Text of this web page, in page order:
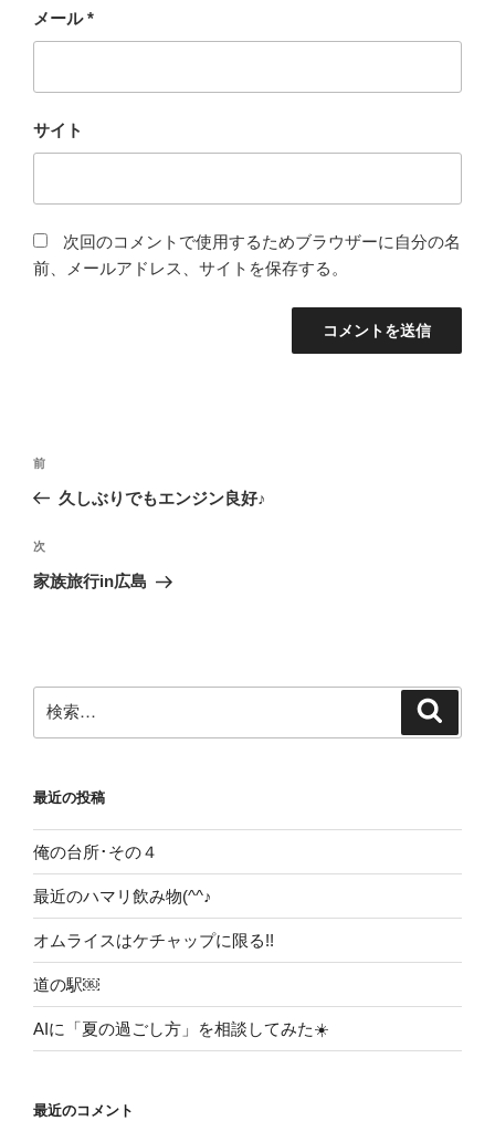
メール*
サイト
次回のコメントで使用するためブラウザーに自分の名
前、メールアドレス、サイトを保存する。
投
ビ
ゲ
ン
前
の
稿
前
久しぶりでもエンジン良好♪
次
の
次
家族旅行in広島
索:
最近の投稿
俺の台所･その４
最近のハマリ飲み物(^^♪
オムライスはケチャップに限る!!
道の駅￼
AIに「夏の過ごし方」を相談してみた☀️
最近のコメント